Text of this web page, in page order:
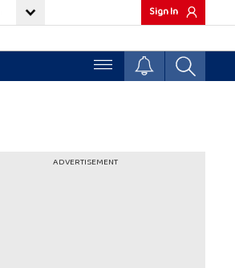
Sign In
ADVERTISEMENT